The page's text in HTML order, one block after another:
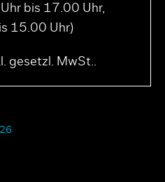
bis 17.00 Uhr,
15.00 Uhr)
gesetzl. MwSt..